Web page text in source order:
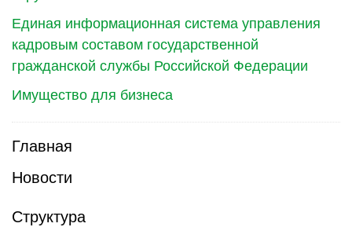
Единая информационная система управления
кадровым составом государственной
гражданской службы Российской Федерации
Имущество для бизнеса
Главная
Новости
Структура